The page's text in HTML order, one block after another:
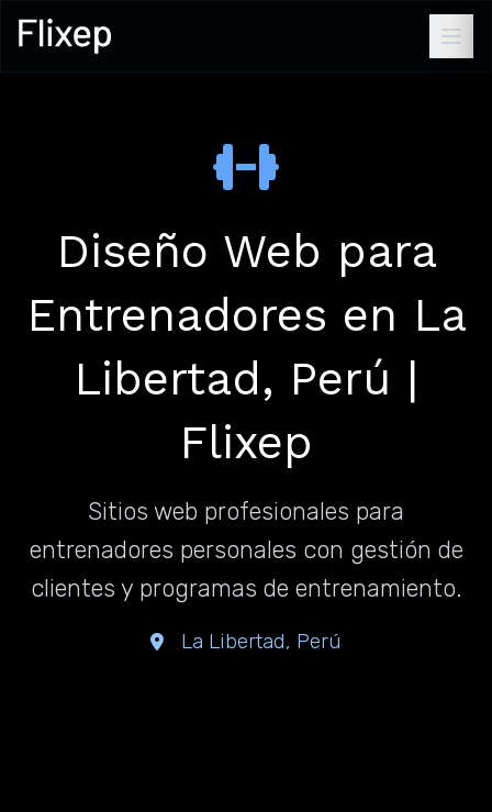
Diseño Web para
Entrenadores en La
Libertad, Perú |
Flixep
Sitios web profesionales para
entrenadores personales con gestión de
clientes y programas de entrenamiento.
La Libertad, Perú